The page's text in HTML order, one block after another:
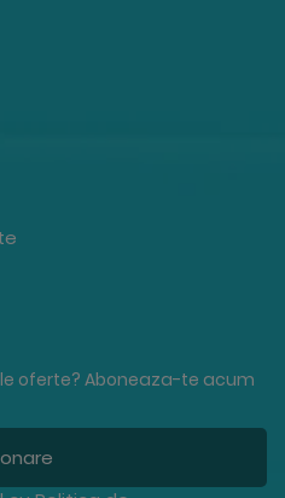
oferte? Aboneaza-te acum